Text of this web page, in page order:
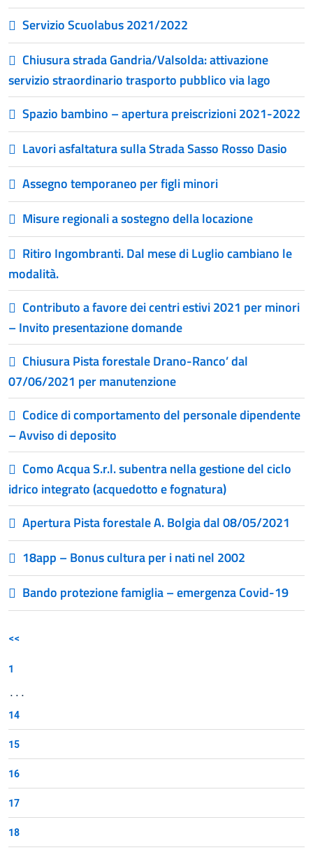
Servizio Scuolabus 2021/2022
Chiusura strada Gandria/Valsolda: attivazione
servizio straordinario trasporto pubblico via lago
Spazio bambino – apertura preiscrizioni 2021-2022
Lavori asfaltatura sulla Strada Sasso Rosso Dasio
Assegno temporaneo per figli minori
Misure regionali a sostegno della locazione
Ritiro Ingombranti. Dal mese di Luglio cambiano le
modalità.
Contributo a favore dei centri estivi 2021 per minori
– Invito presentazione domande
Chiusura Pista forestale Drano-Ranco’ dal
07/06/2021 per manutenzione
Codice di comportamento del personale dipendente
– Avviso di deposito
Como Acqua S.r.l. subentra nella gestione del ciclo
idrico integrato (acquedotto e fognatura)
Apertura Pista forestale A. Bolgia dal 08/05/2021
18app – Bonus cultura per i nati nel 2002
Bando protezione famiglia – emergenza Covid-19
<<
1
...
14
15
16
17
18